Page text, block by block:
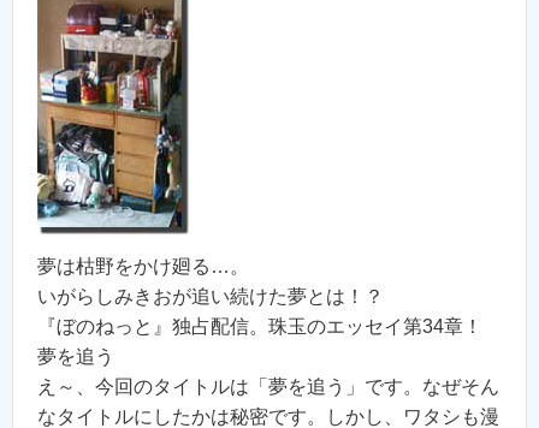
夢は枯野をかけ廻る…。
いがらしみきおが追い続けた夢とは！？
『ぼのねっと』独占配信。珠玉のエッセイ第34章！
夢を追う
え～、今回のタイトルは「夢を追う」です。なぜそん
なタイトルにしたかは秘密です。しかし、ワタシも漫